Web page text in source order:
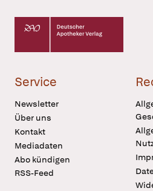
Deutscher Apotheker Verlag
Service
Newsletter
Über uns
Kontakt
Mediadaten
Abo kündigen
RSS-Feed